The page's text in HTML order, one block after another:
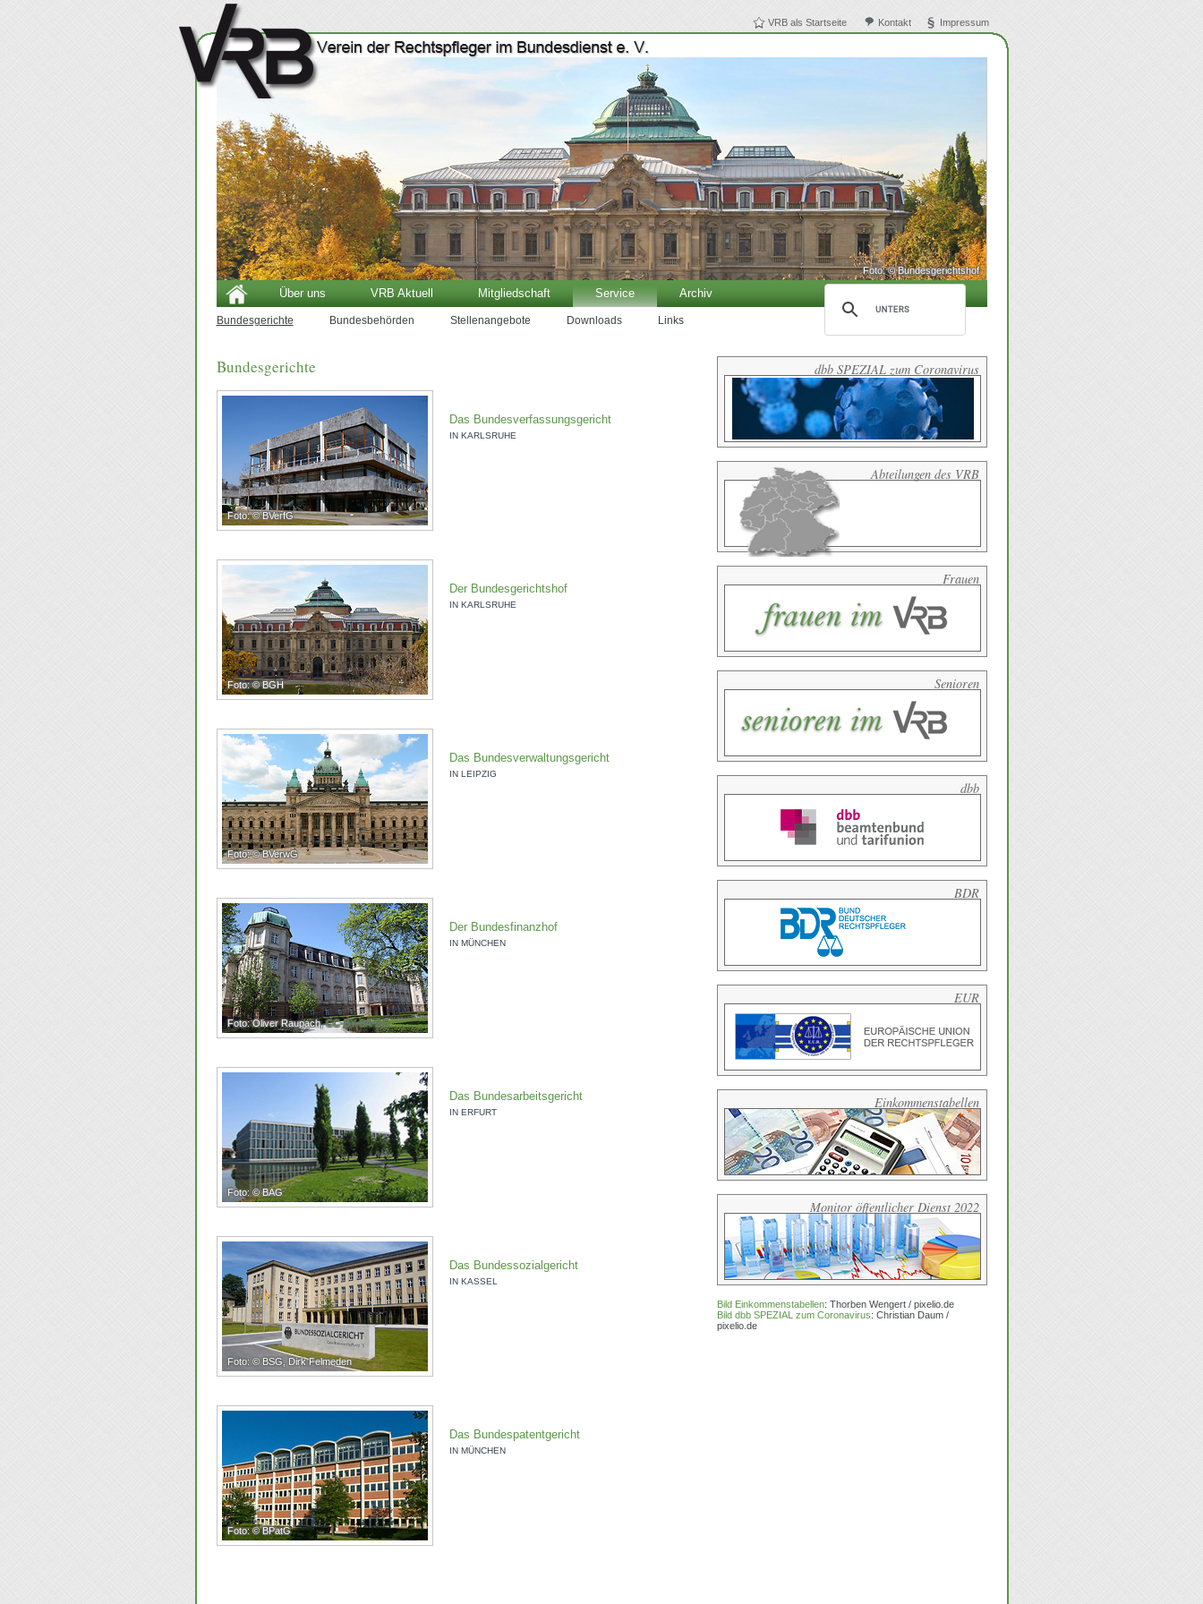
VRB als Startseite Kontakt Impressum
Foto: © Bundesgerichtshof
Über uns VRB Aktuell Mitgliedschaft Service Archiv
Bundesgerichte Bundesbehörden Stellenangebote Downloads Links
Bundesgerichte
Foto: © BVerfG
Das Bundesverfassungsgericht
IN KARLSRUHE
Foto: © BGH
Der Bundesgerichtshof
IN KARLSRUHE
Foto: © BVerwG
Das Bundesverwaltungsgericht
IN LEIPZIG
Foto: Oliver Raupach,CC-BY-SA-2.5
Der Bundesfinanzhof
IN MÜNCHEN
Foto: © BAG
Das Bundesarbeitsgericht
IN ERFURT
Foto: © BSG, Dirk Felmeden
Das Bundessozialgericht
IN KASSEL
Foto: © BPatG
Das Bundespatentgericht
IN MÜNCHEN
dbb SPEZIAL zum Coronavirus
Abteilungen des VRB
Frauen
Senioren
dbb
BDR
EUR
Einkommenstabellen
Monitor öffentlicher Dienst 2022
Bild Einkommenstabellen: Thorben Wengert / pixelio.de
Bild dbb SPEZIAL zum Coronavirus: Christian Daum /
pixelio.de